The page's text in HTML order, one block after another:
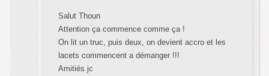
Salut Thoun
Attention ça commence comme ça !
On lit un truc, puis deux, on devient accro et les
lacets commencent a démanger !!!
Amitiés jc